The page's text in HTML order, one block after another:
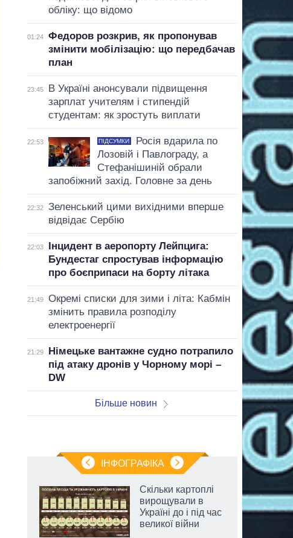
обліку: що відомо
01:24
Федоров розкрив, як пропонував
змінити мобілізацію: що передбачав
план
23:45
В Україні анонсували підвищення
зарплат учителям і стипендій
студентам: як зростуть виплати
22:53 ПІДСУМКИ
Росія вдарила по
Лозовій і Павлограду, а
Стефанішиній обрали
запобіжний захід. Головне за день
22:32
Зеленський цими вихідними вперше
відвідає Сербію
22:03
Інцидент в аеропорту Лейпцига:
Бундестаг спростував інформацію
про боєприпаси на борту літака
21:49
Окремі списки для зими і літа: Кабмін
змінить правила розподілу
електроенергії
21:29
Німецьке вантажне судно потрапило
під атаку дронів у Чорному морі –
DW
Більше новин
ІНФОГРАФІКА
Скільки картоплі
вирощували в
Україні до і під час
великої війни